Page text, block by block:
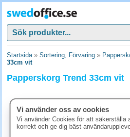
Startsida» Sortering, Förvaring »
33cm vit
Papperskorg Trend 33cm vit
Vi använder oss av cookies
Vi använder Cookies för att säkerställa
korrekt och ge dig bäst